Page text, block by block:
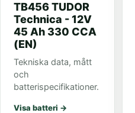
TB456 TUDOR
Technica - 12V
45 Ah 330 CCA
(EN)
Tekniska data, mått
och
batterispecifikationer.
Visa batteri →